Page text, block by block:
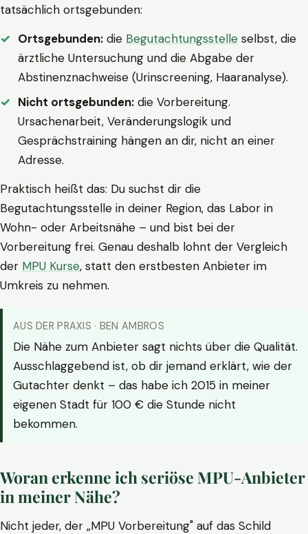
tatsächlich ortsgebunden:
Ortsgebunden: die Begutachtungsstelle selbst, die
ärztliche Untersuchung und die Abgabe der
Abstinenznachweise (Urinscreening, Haaranalyse).
Nicht ortsgebunden: die Vorbereitung.
Ursachenarbeit, Veränderungslogik und
Gesprächstraining hängen an dir, nicht an einer
Adresse.
Praktisch heißt das: Du suchst dir die
Begutachtungsstelle in deiner Region, das Labor in
Wohn- oder Arbeitsnähe – und bist bei der
Vorbereitung frei. Genau deshalb lohnt der Vergleich
der MPU Kurse, statt den erstbesten Anbieter im
Umkreis zu nehmen.
AUS DER PRAXIS · BEN AMBROS
Die Nähe zum Anbieter sagt nichts über die Qualität.
Ausschlaggebend ist, ob dir jemand erklärt, wie der
Gutachter denkt – das habe ich 2015 in meiner
eigenen Stadt für 100 € die Stunde nicht
bekommen.
Woran erkenne ich seriöse MPU-Anbieter
in meiner Nähe?
Nicht jeder, der „MPU Vorbereitung" auf das Schild